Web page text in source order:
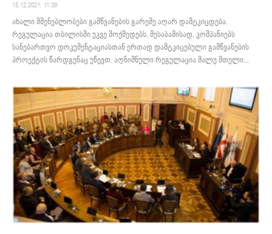
15.12.2021. 11:39
ახალი მშენებლობები გამწვანების გარეშე აღარ დამტკიცდება.
რეგულაცია თბილისში უკვე მოქმედებს, შესაბამისად, კომპანიებს
სანებართვო დოკუმენტაციასთან ერთად დამტკიცებული გამწვანების
პროექტის წარდგენაც უწევთ. აღნიშნული რეგულაცია მალე მთელი...